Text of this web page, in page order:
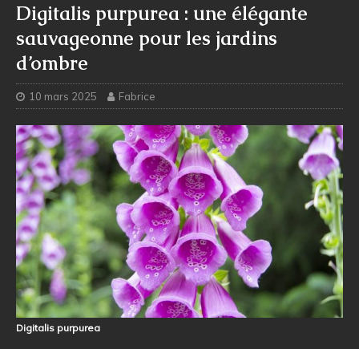
Digitalis purpurea : une élégante
sauvageonne pour les jardins
d’ombre
10 mars 2025 Fabrice
Digitalis purpurea